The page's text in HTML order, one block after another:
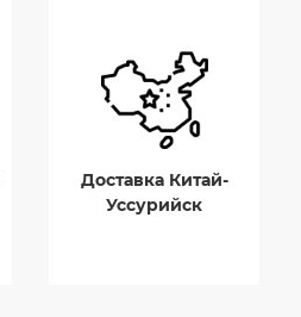
Доставка Китай-
Уссурийск